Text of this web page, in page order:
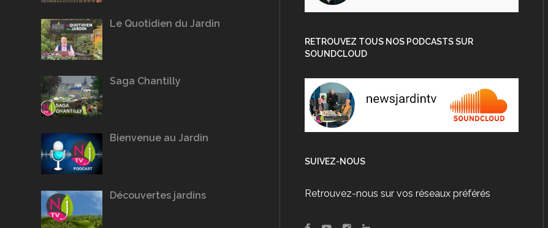
Le Quotidien du Jardin
Saga Chantilly
Bienvenue au Jardin
Découvertes jardins
RETROUVEZ TOUS NOS PODCASTS SUR
SOUNDCLOUD
SUIVEZ-NOUS
Retrouvez-nous sur vos réseaux préférés